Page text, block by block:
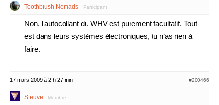
Toothbrush Nomads Participant
Non, l’autocollant du WHV est purement facultatif. Tout
est dans leurs systèmes électroniques, tu n’as rien à
faire.
17 mars 2009 à 2 h 27 min #200466
Steuve Membre